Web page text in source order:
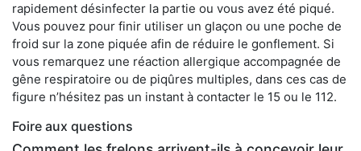
rapidement désinfecter la partie ou vous avez été piqué.
Vous pouvez pour finir utiliser un glaçon ou une poche de
froid sur la zone piquée afin de réduire le gonflement. Si
vous remarquez une réaction allergique accompagnée de
gêne respiratoire ou de piqûres multiples, dans ces cas de
figure n’hésitez pas un instant à contacter le 15 ou le 112.
Foire aux questions